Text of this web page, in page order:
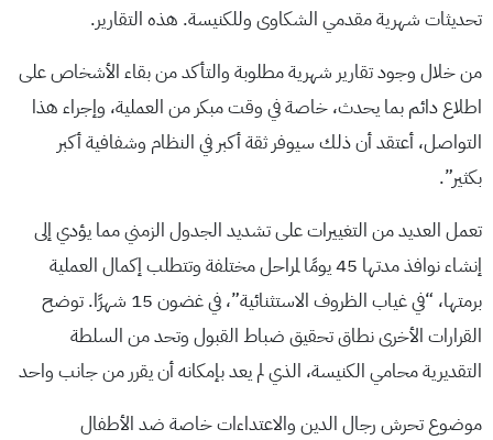
تحديثات شهرية مقدمي الشكاوى وللكنيسة. هذه التقارير.
من خلال وجود تقارير شهرية مطلوبة والتأكد من بقاء الأشخاص على
اطلاع دائم بما يحدث، خاصة في وقت مبكر من العملية، وإجراء هذا
التواصل، أعتقد أن ذلك سيوفر ثقة أكبر في النظام وشفافية أكبر
بكثير”.
تعمل العديد من التغييرات على تشديد الجدول الزمني مما يؤدي إلى
إنشاء نوافذ مدتها 45 يومًا لمراحل مختلفة وتتطلب إكمال العملية
برمتها، “في غياب الظروف الاستثنائية”، في غضون 15 شهرًا. توضح
القرارات الأخرى نطاق تحقيق ضباط القبول وتحد من السلطة
التقديرية محامي الكنيسة، الذي لم يعد بإمكانه أن يقرر من جانب واحد
موضوع تحرش رجال الدين والاعتداءات خاصة ضد الأطفال